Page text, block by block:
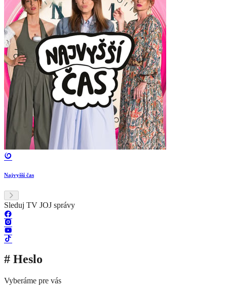
Najvyšší čas
Sleduj TV JOJ správy
# Heslo
Vyberáme pre vás